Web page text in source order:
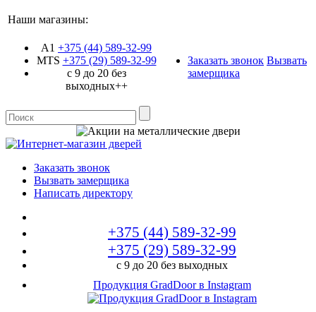
Наши магазины:
A1 +375 (44) 589-32-99
MTS +375 (29)589-32-99
с 9 до 20 без
выходных++
Заказать звонок Вызвать
замерщика
Заказать звонок
Вызвать замерщика
Написать директору
+375 (44) 589-32-99
+375 (29) 589-32-99
с 9 до 20 без выходных
Продукция GradDoor в Instagram